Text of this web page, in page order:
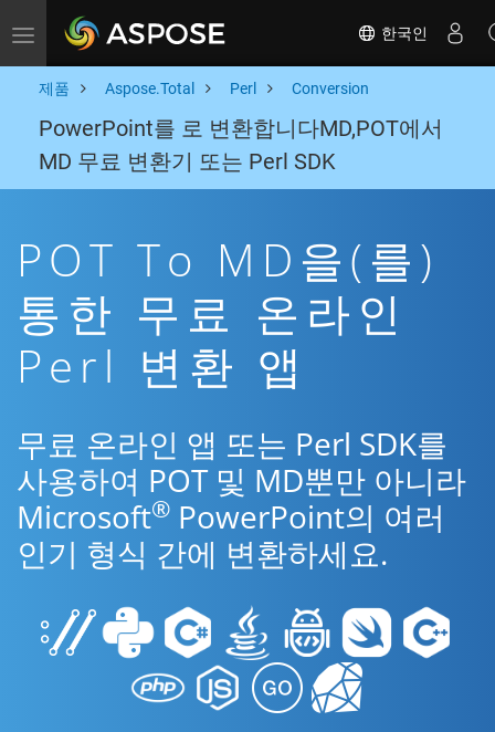
Toggle navigation 한국인
제품 Aspose.Total Perl Conversion
PowerPoint를 로 변환합니다MD,POT에서
MD 무료 변환기 또는 Perl SDK
POT To MD을(를)
통한 무료 온라인
Perl 변환 앱
무료 온라인 앱 또는 Perl SDK를
사용하여 POT 및 MD뿐만 아니라
Microsoft® PowerPoint의 여러
인기 형식 간에 변환하세요.